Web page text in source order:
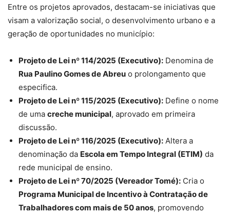
Entre os projetos aprovados, destacam-se iniciativas que
visam a valorização social, o desenvolvimento urbano e a
geração de oportunidades no município:
Projeto de Lei nº 114/2025 (Executivo): Denomina de
Rua Paulino Gomes de Abreu o prolongamento que
especifica.
Projeto de Lei nº 115/2025 (Executivo): Define o nome
de uma creche municipal, aprovado em primeira
discussão.
Projeto de Lei nº 116/2025 (Executivo): Altera a
denominação da Escola em Tempo Integral (ETIM) da
rede municipal de ensino.
Projeto de Lei nº 70/2025 (Vereador Tomé): Cria o
Programa Municipal de Incentivo à Contratação de
Trabalhadores com mais de 50 anos, promovendo